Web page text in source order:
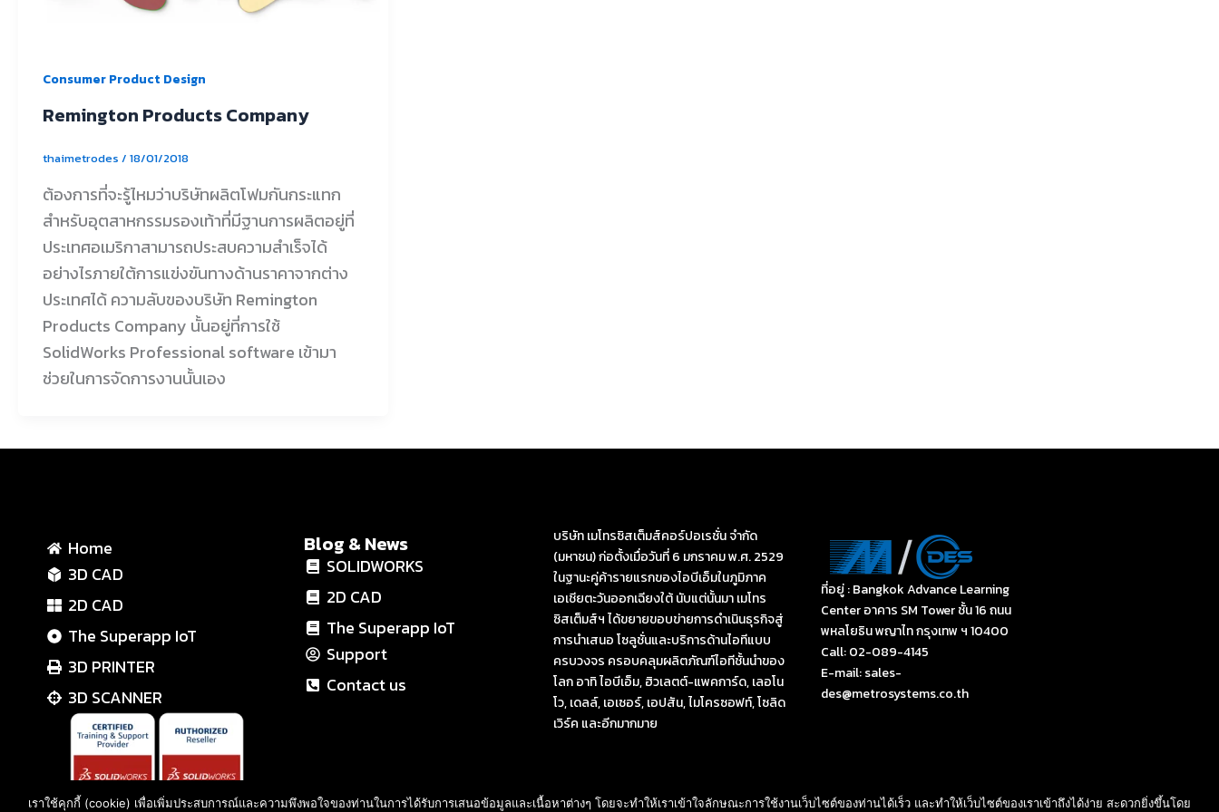
Consumer Product Design
Remington Products Company
thaimetrodes / 18/01/2018
ต้องการที่จะรู้ไหมว่าบริษัทผลิตโฟมกันกระแทก
สำหรับอุตสาหกรรมรองเท้าที่มีฐานการผลิตอยู่ที่
ประเทศอเมริกาสามารถประสบความสำเร็จได้
อย่างไรภายใต้การแข่งขันทางด้านราคาจากต่าง
ประเทศได้ ความลับของบริษัท Remington
Products Company นั้นอยู่ที่การใช้
SolidWorks Professional software เข้ามา
ช่วยในการจัดการงานนั้นเอง
Home
3D CAD
2D CAD
The Superapp IoT
3D PRINTER
3D SCANNER
Blog & News
SOLIDWORKS
2D CAD
The Superapp IoT
Support
Contact us
บริษัท เมโทรซิสเต็มส์คอร์ปอเรชั่น จำกัด
(มหาชน) ก่อตั้งเมื่อวันที่ 6 มกราคม พ.ศ. 2529
ในฐานะคู่ค้ารายแรกของไอบีเอ็มในภูมิภาค
เอเชียตะวันออกเฉียงใต้ นับแต่นั้นมา เมโทร
ซิสเต็มส์ฯ ได้ขยายขอบข่ายการดำเนินธุรกิจสู่
การนำเสนอ โซลูชั่นและบริการด้านไอทีแบบ
ครบวงจร ครอบคลุมผลิตภัณฑ์ไอทีชั้นนำของ
โลก อาทิ ไอบีเอ็ม, ฮิวเลตต์-แพคการ์ด, เลอโน
โว, เดลล์, เอเซอร์, เอปสัน, ไมโครซอฟท์, โซลิด
เวิร์ค และอีกมากมาย
ที่อยู่ : Bangkok Advance Learning
Center อาคาร SM Tower ชั้น 16 ถนน
พหลโยธิน พญาไท กรุงเทพ ฯ 10400
Call: 02-089-4145
E-mail: sales-
des@metrosystems.co.th
เราใช้คุกกี้ (cookie) เพื่อเพิ่มประสบการณ์และความพึงพอใจของท่านในการได้รับการเสนอข้อมูลและเนื้อหาต่างๆ โดยจะทำให้เราเข้าใจลักษณะการใช้งานเว็บไซต์ของท่านได้เร็ว และทำให้เว็บไซต์ของเราเข้าถึงได้ง่าย สะดวกยิ่งขึ้นโดย